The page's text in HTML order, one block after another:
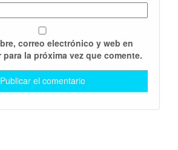
correo electrónico y web en
la próxima vez que comente.